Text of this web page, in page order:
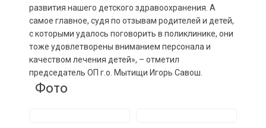
развития нашего детского здравоохранения. А
самое главное, судя по отзывам родителей и детей,
с которыми удалось поговорить в поликлинике, они
тоже удовлетворены вниманием персонала и
качеством лечения детей», – отметил
председатель ОП г.о. Мытищи Игорь Савош.
Фото